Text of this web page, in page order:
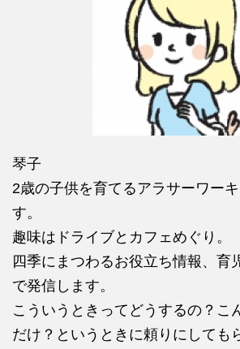
琴子
2歳の子供を育てるアラサーワー
す。
趣味はドライブとカフェめぐり。
四季にまつわるお役立ち情報、育
で発信します。
こういうときってどうするの？こ
だけ？というときに頼りにしても